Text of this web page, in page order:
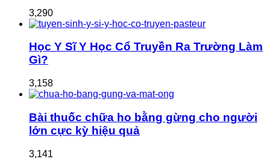
3,290
Học Y Sĩ Y Học Cổ Truyền Ra Trường Làm
Gì?
3,158
Bài thuốc chữa ho bằng gừng cho người
lớn cực kỳ hiệu quả
3,141